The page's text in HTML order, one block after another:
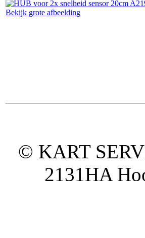
Bekijk grote afbeelding
© KART
2131HA